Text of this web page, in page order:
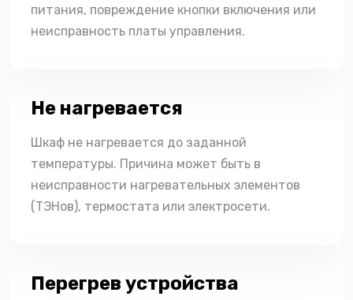
питания, повреждение кнопки включения или
неисправность платы управления.
Не нагревается
Шкаф не нагревается до заданной
температуры. Причина может быть в
неисправности нагревательных элементов
(ТЭНов), термостата или электросети.
Перегрев устройства